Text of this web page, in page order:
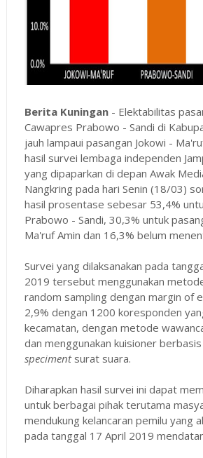
Berita Kuningan- Elektabilitas
Cawapres Prabowo - Sandi di
jauh lampaui pasangan Jokowi -
hasil survei lembaga independen
yang dipaparkan di depan Awak
Nangkring pada hari Senin (18/03)
hasil prosentase sebesar 53,4%
Prabowo - Sandi, 30,3% untuk
Ma'ruf Amin dan 16,3% belum
Survei yang dilaksanakan pada
2019 tersebut menggunakan
random sampling dengan margin of
2,9% dengan 1200 koresponden
kecamatan, dengan metode
dan menggunakan kuisioner
specimentsurat suara.
Diharapkan hasil survei ini dapat
untuk berbagai pihak terutama
mendukung kelancaran pemilu yang
pada tanggal 17 April 2019